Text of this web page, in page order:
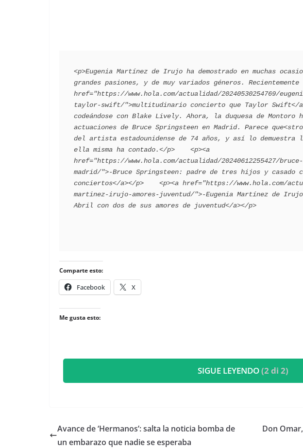
<p>Eugenia Martínez de Irujo ha demostrado en muchas
grandes pasiones, y de muy variados géneros.
href="https://www.hola.com/actualidad/20240530254769/
taylor-swift/">multitudinario concierto que Taylor Swift</
codeándose con Blake Lively. Ahora, la duquesa de
actuaciones de Bruce Springsteen en Madrid. Parece
del artista estadounidense de 74 años, y así lo demuestra
ella misma ha contado.</p>    <p><a
href="https://www.hola.com/actualidad/20240612255427/
madrid/">-Bruce Springsteen: padre de tres hijos y casado
conciertos</a></p>    <p><a href="https://www.hola.com/
martinez-irujo-amores-juventud/">-Eugenia Martínez de
Comparte esto:
Facebook X
Me gusta esto:
SIGUE LEYENDO(2 di 2)
​Avance de ‘Hermanos’: salta la noticia bomba de
un embarazo que nadie se esperaba
​Don